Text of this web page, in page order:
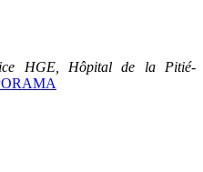
HGE, Hôpital de la Pitié-